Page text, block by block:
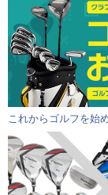
これからゴルフを始